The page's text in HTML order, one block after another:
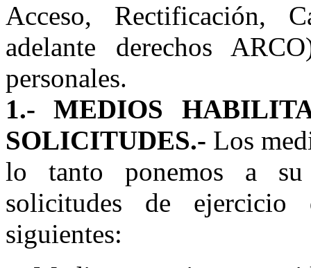
Acceso, Rectificación,
adelante derechos
personales.
1.- MEDIOS
SOLICITUDES.- Los
lo tanto ponemos a su
solicitudes de
siguientes: